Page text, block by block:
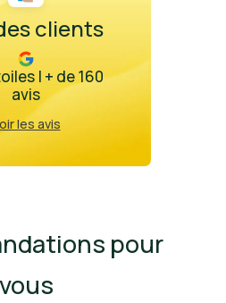
clients
| + de 160
avis
les avis
pour
vous